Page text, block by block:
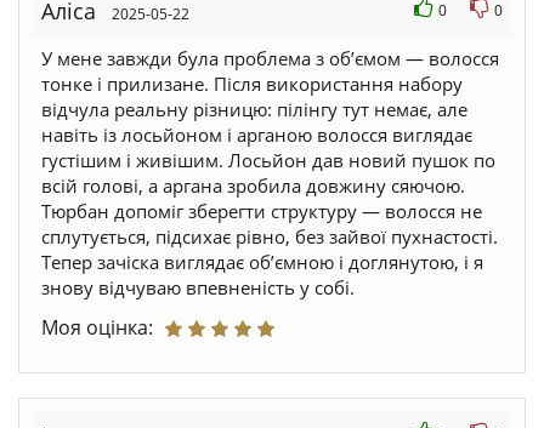
Аліса 2025-05-22 0 0
У мене завжди була проблема з об’ємом — волосся
тонке і прилизане. Після використання набору
відчула реальну різницю: пілінгу тут немає, але
навіть із лосьйоном і арганою волосся виглядає
густішим і живішим. Лосьйон дав новий пушок по
всій голові, а аргана зробила довжину сяючою.
Тюрбан допоміг зберегти структуру — волосся не
сплутується, підсихає рівно, без зайвої пухнастості.
Тепер зачіска виглядає обʼємною і доглянутою, і я
знову відчуваю впевненість у собі.
Моя оцінка: